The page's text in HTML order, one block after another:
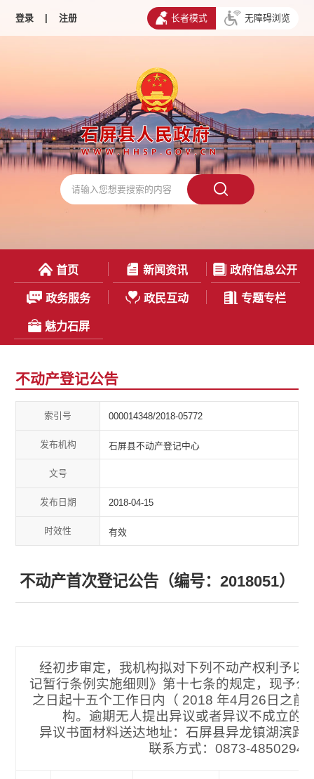
登录 | 注册 长者模式 无障碍浏览
首页 新闻资讯 政府信息公开
政务服务 政民互动 专题专栏
魅力石屏
不动产登记公告
索引号 000014348/2018-05772
发布机构 石屏县不动产登记中心
文号
发布日期 2018-04-15
时效性 有效
不动产首次登记公告（编号：2018051）
经初步审定，我机构拟对下列不动产权利予以
记暂行条例实施细则》第十七条的规定，现予
之日起十五个工作日内（ 2018 年4月26日之前
构。逾期无人提出异议或者异议不成立的
异议书面材料送达地址：石屏县异龙镇湖滨路
联系方式：0873-